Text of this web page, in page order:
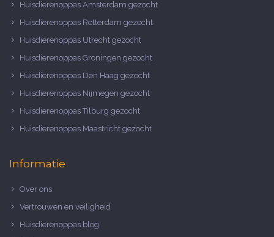
Huisdierenoppas Amsterdam gezocht
Huisdierenoppas Rotterdam gezocht
Huisdierenoppas Utrecht gezocht
Huisdierenoppas Groningen gezocht
Huisdierenoppas Den Haag gezocht
Huisdierenoppas Nijmegen gezocht
Huisdierenoppas Tilburg gezocht
Huisdierenoppas Maastricht gezocht
Informatie
Over ons
Vertrouwen en veiligheid
Huisdierenoppas blog